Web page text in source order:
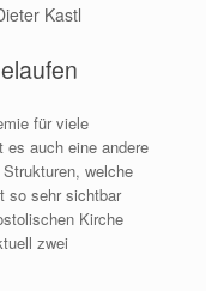
Kastl
für viele
es auch eine andere
welche
so sehr sichtbar
Kirche
zwei